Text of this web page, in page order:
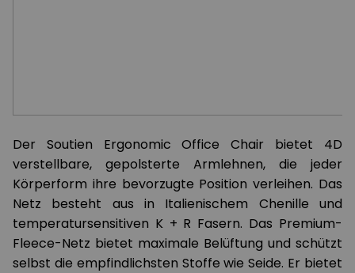
Der Soutien Ergonomic Office Chair bietet 4D
verstellbare, gepolsterte Armlehnen, die jeder
Körperform ihre bevorzugte Position verleihen. Das
Netz besteht aus in Italienischem Chenille und
temperatursensitiven K + R Fasern. Das Premium-
Fleece-Netz bietet maximale Belüftung und schützt
selbst die empfindlichsten Stoffe wie Seide. Er bietet